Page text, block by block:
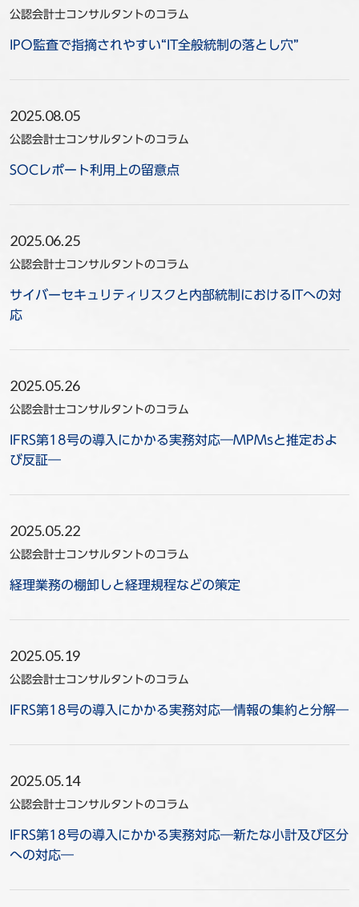
公認会計士コンサルタントのコラム
IPO監査で指摘されやすい“IT全般統制の落とし穴”
2025.08.05
公認会計士コンサルタントのコラム
SOCレポート利用上の留意点
2025.06.25
公認会計士コンサルタントのコラム
サイバーセキュリティリスクと内部統制におけるITへの対
応
2025.05.26
公認会計士コンサルタントのコラム
IFRS第18号の導入にかかる実務対応―MPMsと推定およ
び反証―
2025.05.22
公認会計士コンサルタントのコラム
経理業務の棚卸しと経理規程などの策定
2025.05.19
公認会計士コンサルタントのコラム
IFRS第18号の導入にかかる実務対応―情報の集約と分解―
2025.05.14
公認会計士コンサルタントのコラム
IFRS第18号の導入にかかる実務対応―新たな小計及び区分
への対応―